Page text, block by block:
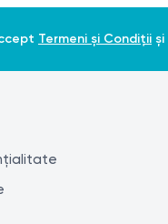
Termeni și Condiții și